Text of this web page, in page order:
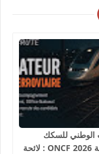
الوطني للسكك
الحديدية 2026 ONCF : لائحة